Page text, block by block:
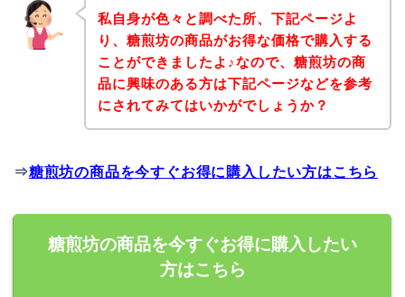
私自身が色々と調べた所、下記ページよ
り、糖煎坊の商品がお得な価格で購入する
ことができましたよ♪なので、糖煎坊の商
品に興味のある方は下記ページなどを参考
にされてみてはいかがでしょうか？
⇒糖煎坊の商品を今すぐお得に購入したい方はこちら
糖煎坊の商品を今すぐお得に購入したい
方はこちら